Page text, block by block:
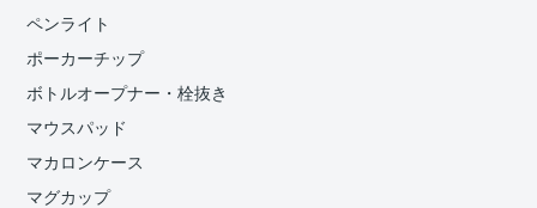
ペンライト
ポーカーチップ
ボトルオープナー・栓抜き
マウスパッド
マカロンケース
マグカップ